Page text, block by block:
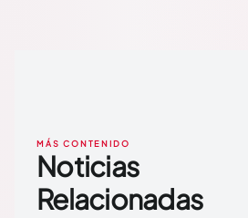
MÁS CONTENIDO
Noticias
Relacionadas